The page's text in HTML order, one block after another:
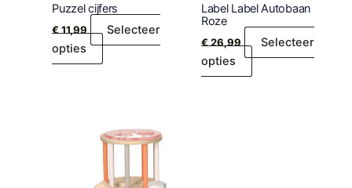
Puzzel cijfers
€11,99
Selecteer
opties
Label Label Autobaan
Roze
€26,99
Selecteer
opties